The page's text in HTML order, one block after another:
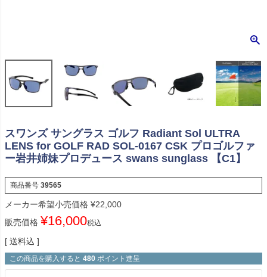
スワンズ サングラス ゴルフ Radiant Sol ULTRA
LENS for GOLF RAD SOL-0167 CSK プロゴルファ
ー岩井姉妹プロデュース swans sunglass 【C1】
商品番号 39565
メーカー希望小売価格 ¥22,000
販売価格 ¥16,000税込
送料込
この商品を購入すると 480 ポイント進呈